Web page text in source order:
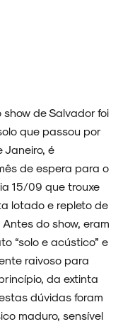
show de Salvador foi
que passou por
Janeiro, é
de espera para o
15/09 que trouxe
lotado e repleto de
Antes do show, eram
“solo e acústico” e
raivoso para
da extinta
dúvidas foram
maduro, sensível